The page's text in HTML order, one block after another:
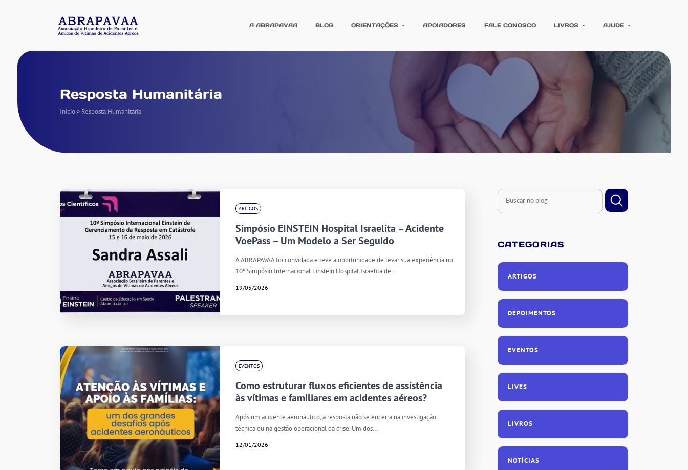
A ABRAPAVAA BLOG ORIENTAÇÕES APOIADORES FALE CONOSCO LIVROS AJUDE
Resposta Humanitária
Início» Resposta Humanitária
ARTIGOS
Simpósio EINSTEIN Hospital Israelita – Acidente
VoePass – Um Modelo a Ser Seguido
A ABRAPAVAA foi convidada e teve a oportunidade de levar sua experiência no
10º Simpósio Internacional Einstein Hospital Israelita de…
19/05/2026
EVENTOS
Como estruturar fluxos eficientes de assistência
às vítimas e familiares em acidentes aéreos?
Após um acidente aeronáutico, a resposta não se encerra na investigação
técnica ou na gestão operacional da crise. Um dos…
12/01/2026
CATEGORIAS
ARTIGOS
DEPOIMENTOS
EVENTOS
LIVES
LIVROS
NOTÍCIAS